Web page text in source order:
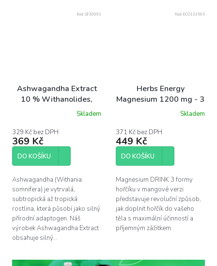
Ashwagandha Extract
10 % Withanolides,
400mg, 90 kapslíSkladem
329 Kč bez DPH
369 Kč
DO KOŠÍKU
Ashwagandha (Withania
somnifera) je vytrvalá,
subtropická až tropická
rostlina, která působí jako silný
přírodní adaptogen. Náš
výrobek Ashwagandha Extract
obsahuje silný...
Kód: GF30001
Herbs Energy
Magnesium 1200 mg - 3
formy hořčíku, mango,
Skladem
371 Kč bez DPH
449 Kč
DO KOŠÍKU
Magnesium DRINK 3 formy
hořčíku v mangové verzi
představuje revoluční způsob,
jak doplnit hořčík do vašeho
těla s maximální účinností a
příjemným zážitkem.
Kód: ECO133595